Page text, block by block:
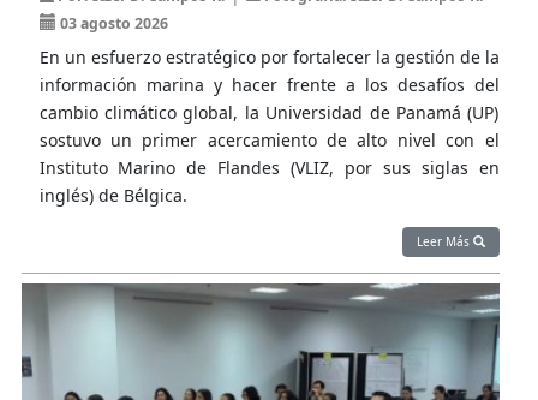
03 agosto 2026
En un esfuerzo estratégico por fortalecer la gestión de la
información marina y hacer frente a los desafíos del
cambio climático global, la Universidad de Panamá (UP)
sostuvo un primer acercamiento de alto nivel con el
Instituto Marino de Flandes (VLIZ, por sus siglas en
inglés) de Bélgica.
Leer Más